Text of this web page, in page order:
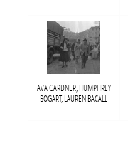
AVA GARDNER, HUMPHREY
BOGART, LAUREN BACALL